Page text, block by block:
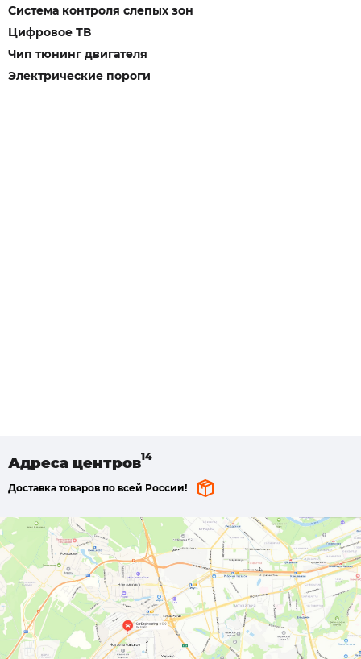
Система контроля слепых зон
Цифровое ТВ
Чип тюнинг двигателя
Электрические пороги
Адреса центров
Доставка товаров по всей России!